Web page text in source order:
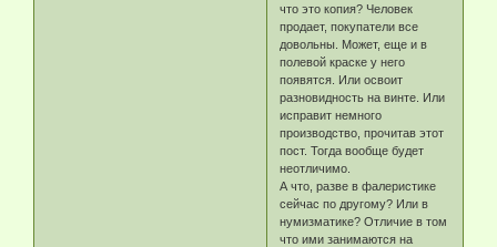
что это копия? Человек
продает, покупатели все
довольны. Может, еще и в
полевой краске у него
появятся. Или освоит
разновидность на винте. Или
исправит немного
производство, прочитав этот
пост. Тогда вообще будет
неотличимо.
А что, разве в фалеристике
сейчас по другому? Или в
нумизматике? Отличие в том
что ими занимаются на